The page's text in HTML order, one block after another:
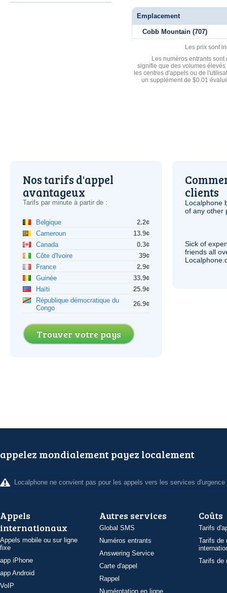
Emplacement
Cobb Mountain (707)
Les prix sont
Les numéros entrants
signifie que des volumes
les centres d'appels ou de
un supplément de $0.01
Nos tarifs d'appel
avantageux
Tarifs par minute à partir de :
Belgique
2.2¢
Cameroun
13.9¢
Canada
0.3¢
Côte d'Ivoire
39¢
France
2.9¢
Guinée
33.9¢
Haïti
25.9¢
République démocratique du
Congo
26.9¢
Trouver votre pays
clients
Localphone
of any other
Sick of
friends all
appelez mondialement payez localement
Localphone ne convient pas pour les appels vers les services d'urgence
Appels
internationaux
Appels mobile ou sur ligne
fixe
app iPhone
app Android
VoIP
Autres services
Global SMS
Numéros entrants
Answering Service
Carte d'appel
Rappel
Numérotation en ligne
Coûts
Tarifs
Tarifs de
Tarifs de